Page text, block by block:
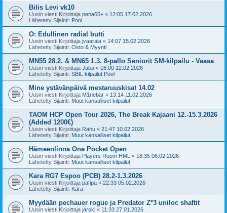
Bilis Levi vk10
Uusin viesti Kirjoittaja pena65+ « 12:05 17.02.2026
Lähetetty Sijainti: Pool
O: Edullinen radial butti
Uusin viesti Kirjoittaja jvaarala « 14:07 15.02.2026
Lähetetty Sijainti: Osto & Myynti
MN55 28.2. & MN65 1.3. 8-pallo Seniorit SM-kilpailu - Vaasa
Uusin viesti Kirjoittaja Jaba « 16:00 12.02.2026
Lähetetty Sijainti: SBIL kilpailut Pool
Mine ystävänpäivä mestaruuskisat 14.02
Uusin viesti Kirjoittaja M1nebar « 13:14 11.02.2026
Lähetetty Sijainti: Muut kansalliset kilpailut
TAOM HCP Open Tour 2026, The Break Kajaani 12.-15.3.2026
(Added 1200€)
Uusin viesti Kirjoittaja Rahu « 21:47 10.02.2026
Lähetetty Sijainti: Muut kansalliset kilpailut
Hämeenlinna One Pocket Open
Uusin viesti Kirjoittaja Players Room HML « 18:35 06.02.2026
Lähetetty Sijainti: Muut kansalliset kilpailut
Kara RG7 Espoo (PCB) 28.2-1.3.2026
Uusin viesti Kirjoittaja pafipa « 22:33 05.02.2026
Lähetetty Sijainti: Kara
Myydään pechauer rogue ja Predator Z*3 uniloc shaftit
Uusin viesti Kirjoittaja jarski « 11:33 27.01.2026